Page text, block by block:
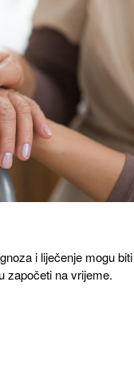
i liječenje mogu biti
započeti na vrijeme.